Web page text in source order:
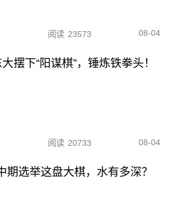
阅读 23573 08-04
摆下“阳谋棋”，锤炼铁拳头！
阅读 20733 08-04
期选举这盘大棋，水有多深？